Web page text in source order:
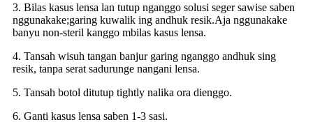
3. Bilas kasus lensa lan tutup nganggo solusi seger sawise saben
nggunakake;garing kuwalik ing andhuk resik.Aja nggunakake
banyu non-steril kanggo mbilas kasus lensa.
4. Tansah wisuh tangan banjur garing nganggo andhuk sing
resik, tanpa serat sadurunge nangani lensa.
5. Tansah botol ditutup tightly nalika ora dienggo.
6. Ganti kasus lensa saben 1-3 sasi.